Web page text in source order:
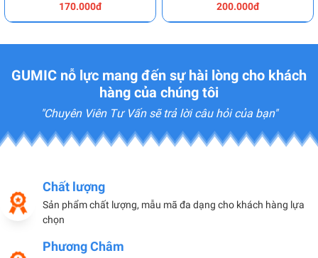
170.000đ 200.000đ
GUMIC nỗ lực mang đến sự hài lòng cho khách
hàng của chúng tôi
"Chuyên Viên Tư Vấn sẽ trả lời câu hỏi của bạn"
Chất lượng
Sản phẩm chất lượng, mẫu mã đa dạng cho khách hàng lựa
chọn
Phương Châm